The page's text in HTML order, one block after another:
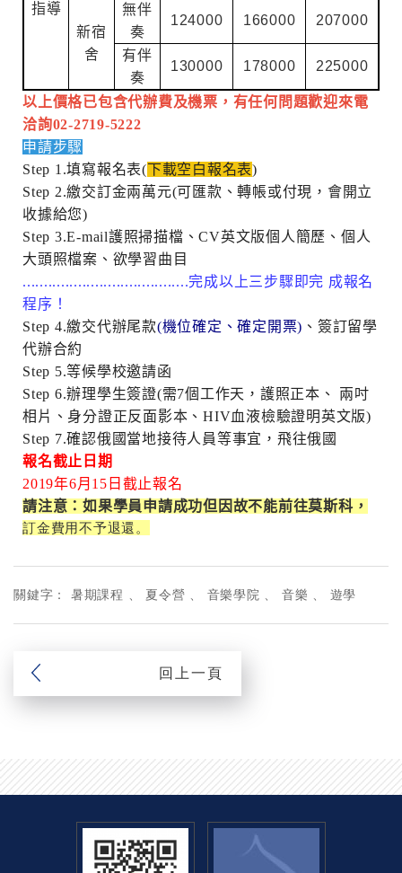
指導
新宿
舍
無伴
奏
124000 166000 207000
有伴
奏
130000 178000 225000
以上價格已包含代辦費及機票，有任何問題歡迎來電
洽詢02-2719-5222
申請步驟
Step 1.填寫報名表(下載空白報名表)
Step 2.繳交訂金兩萬元(可匯款、轉帳或付現，會開立
收據給您)
Step 3.E-mail護照掃描檔、CV英文版個人簡歷、個人
大頭照檔案、欲學習曲目
.......................................完成以上三步驟即完 成報名
程序！
Step 4.繳交代辦尾款(機位確定、確定開票) 、簽訂留學
代辦合約
Step 5.等候學校邀請函
Step 6.辦理學生簽證(需7個工作天，護照正本、 兩吋
相片、身分證正反面影本、HIV血液檢驗證明英文版)
Step 7.確認俄國當地接待人員等事宜，飛往俄國
報名截止日期
2019年6月15日截止報名
請注意：如果學員申請成功但因故不能前往莫斯科，
訂金費用不予退還。
關鍵字： 暑期課程 夏令營 音樂學院 音樂 遊學
回上一頁